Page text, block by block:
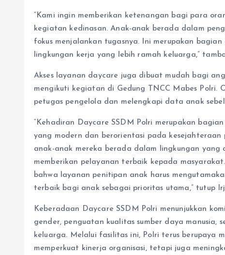
“Kami ingin memberikan ketenangan bagi para
kegiatan kedinasan. Anak-anak berada dalam
fokus menjalankan tugasnya. Ini merupakan
lingkungan kerja yang lebih ramah keluarga,”
Akses layanan daycare juga dibuat mudah bagi
mengikuti kegiatan di Gedung TNCC Mabes Polri.
petugas pengelola dan melengkapi data anak
“Kehadiran Daycare SSDM Polri merupakan
yang modern dan berorientasi pada
anak-anak mereka berada dalam lingkungan
memberikan pelayanan terbaik kepada
bahwa layanan penitipan anak harus
terbaik bagi anak sebagai prioritas utama,” tutup
Keberadaan Daycare SSDM Polri menunjukkan
gender, penguatan kualitas sumber daya manusia,
keluarga. Melalui fasilitas ini, Polri terus berupaya
memperkuat kinerja organisasi, tetapi juga